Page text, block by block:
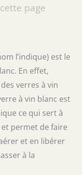
page
l’indique) est le
En effet,
verres à vin
à vin blanc est
ce qui sert à
permet de faire
et en libérer
à la